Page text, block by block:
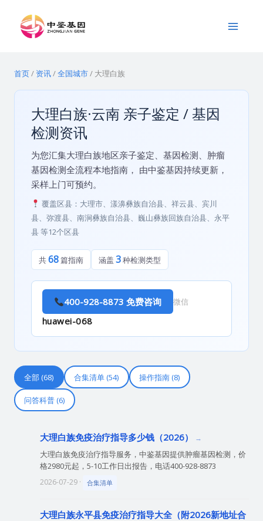
Menu
首页/ 资讯/全国城市/ 大理白族
大理白族·云南 亲子鉴定 / 基因
检测资讯
为您汇集大理白族地区亲子鉴定、基因检测、肿瘤
基因检测全流程本地指南， 由中鉴基因持续更新，
采样上门可预约。
覆盖区县：大理市、漾濞彝族自治县、祥云县、宾川
县、弥渡县、南涧彝族自治县、巍山彝族回族自治县、永平
县 等12个区县
共68篇指南 涵盖 3种检测类型
400-928-8873 免费咨询 微信
huawei-068
全部 (68) 合集清单 (54) 操作指南 (8)
问答科普 (6)
大理白族免疫治疗指导多少钱（2026）
大理白族免疫治疗指导服务，中鉴基因提供肿瘤基因检测，价
格2980元起，5-10工作日出报告，电话400-928-8873
2026-07-29 · 合集清单
大理白族永平县免疫治疗指导大全（附2026新地址合